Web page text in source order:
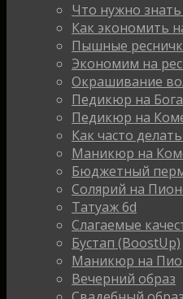
Что нужно
Как экономить
Пышные
Экономим на
Окрашивание
Педикюр на
Педикюр на
Как часто
Маникюр на
Бюджетный
Солярий на
Татуаж 6d
Слагаемые
Бустап (BoostUp)
Маникюр на
Вечерний образ